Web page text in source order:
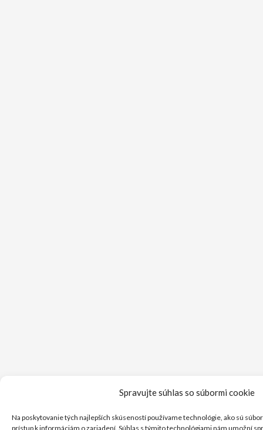
Spravujte súhlas so súbormi cookie
Na poskytovanie tých najlepších skúseností používame technológie, ako sú
prístup k informáciám o zariadení. Súhlas s týmito technológiami nám umožní